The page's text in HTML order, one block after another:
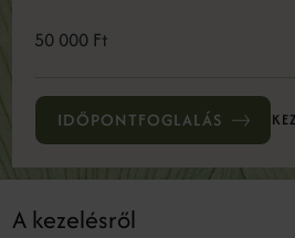
50 000 Ft
IDŐPONTFOGLALÁS
A kezelésről